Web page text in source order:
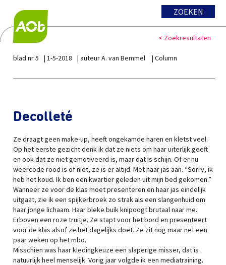
ZOEKEN
< Zoekresultaten
blad nr 5 1-5-2018 auteur A. van Bemmel Column
Decolleté
Ze draagt geen make-up, heeft ongekamde haren en kletst veel.
Op het eerste gezicht denk ik dat ze niets om haar uiterlijk geeft
en ook dat ze niet gemotiveerd is, maar dat is schijn. Of er nu
weercode rood is of niet, ze is er altijd. Met haar jas aan. “Sorry, ik
heb het koud. Ik ben een kwartier geleden uit mijn bed gekomen.”
Wanneer ze voor de klas moet presenteren en haar jas eindelijk
uitgaat, zie ik een spijkerbroek zo strak als een slangenhuid om
haar jonge lichaam. Haar bleke buik knipoogt brutaal naar me.
Erboven een roze truitje. Ze stapt voor het bord en presenteert
voor de klas alsof ze het dagelijks doet. Ze zit nog maar net een
paar weken op het mbo.
Misschien was haar kledingkeuze een slaperige misser, dat is
natuurlijk heel menselijk. Vorig jaar volgde ik een mediatraining.